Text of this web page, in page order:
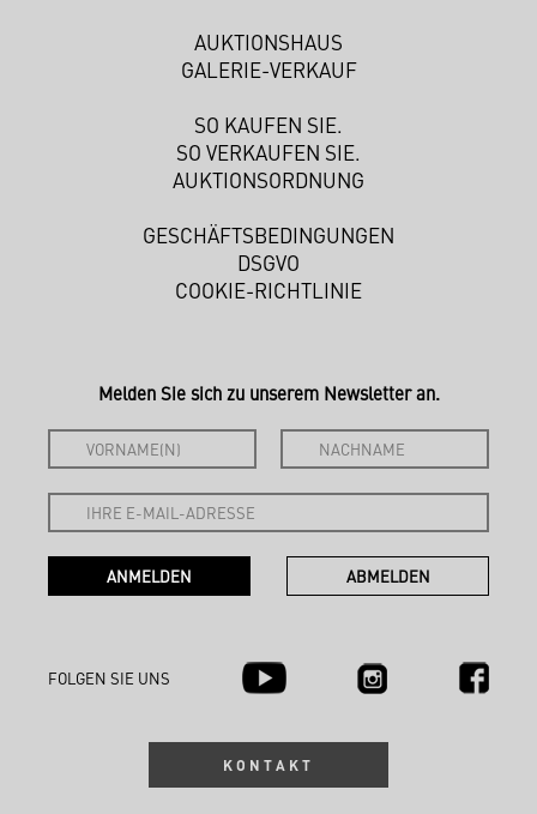
AUKTIONSHAUS
GALERIE-VERKAUF
SO KAUFEN SIE.
SO VERKAUFEN SIE.
AUKTIONSORDNUNG
GESCHÄFTSBEDINGUNGEN
DSGVO
COOKIE-RICHTLINIE
Melden Sie sich zu unserem Newsletter an.
FOLGEN SIE UNS
KONTAKT